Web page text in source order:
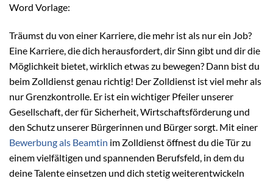
Word Vorlage:
Träumst du von einer Karriere, die mehr ist als nur ein Job?
Eine Karriere, die dich herausfordert, dir Sinn gibt und dir die
Möglichkeit bietet, wirklich etwas zu bewegen? Dann bist du
beim Zolldienst genau richtig! Der Zolldienst ist viel mehr als
nur Grenzkontrolle. Er ist ein wichtiger Pfeiler unserer
Gesellschaft, der für Sicherheit, Wirtschaftsförderung und
den Schutz unserer Bürgerinnen und Bürger sorgt. Mit einer
Bewerbung als Beamtin im Zolldienst öffnest du die Tür zu
einem vielfältigen und spannenden Berufsfeld, in dem du
deine Talente einsetzen und dich stetig weiterentwickeln